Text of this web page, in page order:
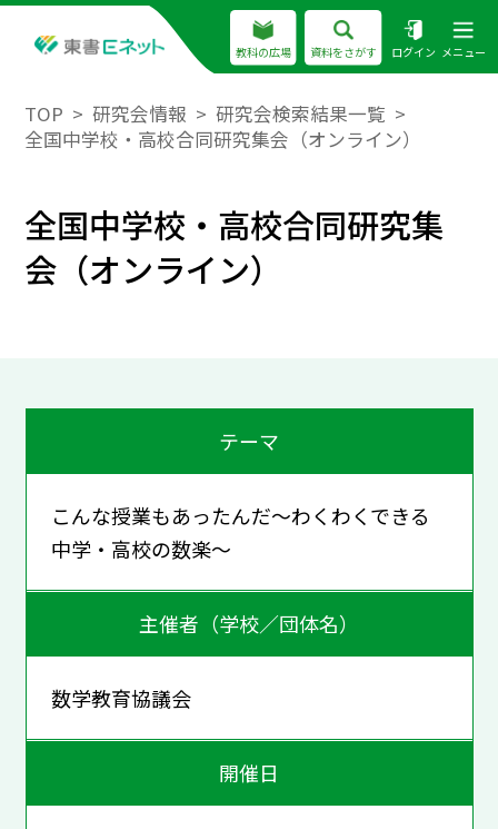
教科の広場 資料をさがす ログイン メニュー
TOP 研究会情報
研究会検索結果一覧
全国中学校・高校合同研究集会（オンライン）
全国中学校・高校合同研究集
会（オンライン）
テーマ
こんな授業もあったんだ～わくわくできる
中学・高校の数楽～
主催者（学校／団体名）
数学教育協議会
開催日